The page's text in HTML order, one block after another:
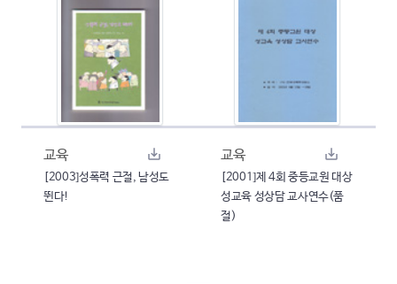
교육
[2003]성폭력 근절, 남성도
뛴다!
교육
[2001]제 4회 중등교원 대상
성교육 성상담 교사연수(품
절)